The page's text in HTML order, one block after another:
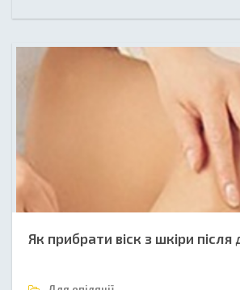
Як прибрати віск з шкіри після